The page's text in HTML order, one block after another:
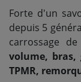
Forte d'un
depuis 5
carrossage de
volume, bras,
TPMR,